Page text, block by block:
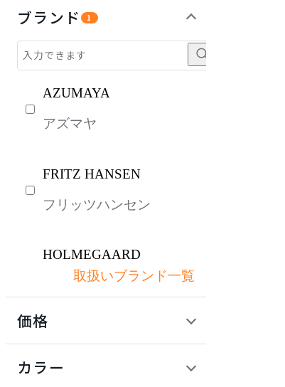
ブランド 1
AZUMAYA
アズマヤ
FRITZ HANSEN
フリッツハンセン
HOLMEGAARD
ホルムガード
カワジュン
取扱いブランド一覧
価格
カラー